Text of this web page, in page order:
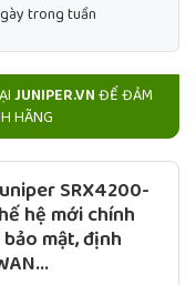
trong tuần
JUNIPER.VNĐỂ ĐẢM
HÃNG
SRX4200-
hệ mới chính
mật, định